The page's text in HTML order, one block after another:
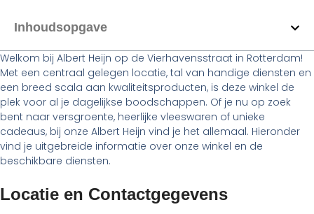
Inhoudsopgave
Welkom bij Albert Heijn op de Vierhavensstraat in Rotterdam!
Met een centraal gelegen locatie, tal van handige diensten en
een breed scala aan kwaliteitsproducten, is deze winkel de
plek voor al je dagelijkse boodschappen. Of je nu op zoek
bent naar versgroente, heerlijke vleeswaren of unieke
cadeaus, bij onze Albert Heijn vind je het allemaal. Hieronder
vind je uitgebreide informatie over onze winkel en de
beschikbare diensten.
Locatie en Contactgegevens